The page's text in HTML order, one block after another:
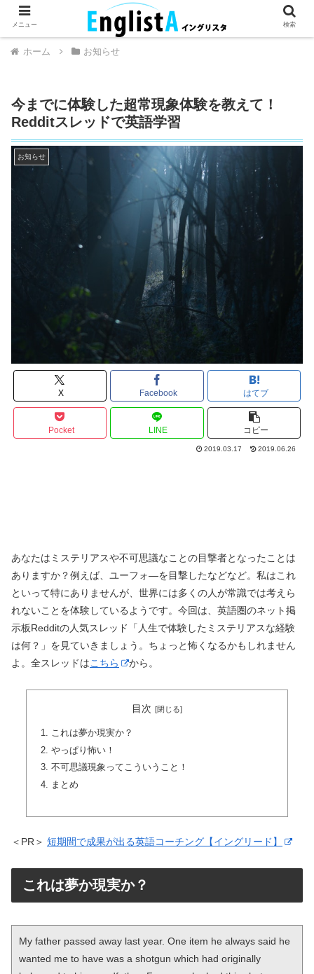
英語が話せるとちょっとハッピー。
ホーム お知らせ
今までに体験した超常現象体験を教えて！
Redditスレッドで英語学習
お知らせ
X Facebook はてブ
Pocket LINE コピー
2019.03.17 2019.06.26
あなたはミステリアスや不可思議なことの目撃者となったことは
ありますか？例えば、ユーフォ―を目撃したなどなど。私はこれ
といって特にありませんが、世界には多くの人が常識では考えら
れないことを体験しているようです。今回は、英語圏のネット掲
示板Redditの人気スレッド「人生で体験したミステリアスな経験
は何？」を見ていきましょう。ちょっと怖くなるかもしれません
よ。全スレッドはこちら から。
目次
これは夢か現実か？
やっぱり怖い！
不可思議現象ってこういうこと！
まとめ
＜PR＞ 短期間で成果が出る英語コーチング【イングリード】
これは夢か現実か？
My father passed away last year. One item he always said he
wanted me to have was a shotgun which had originally
メニュー 検索